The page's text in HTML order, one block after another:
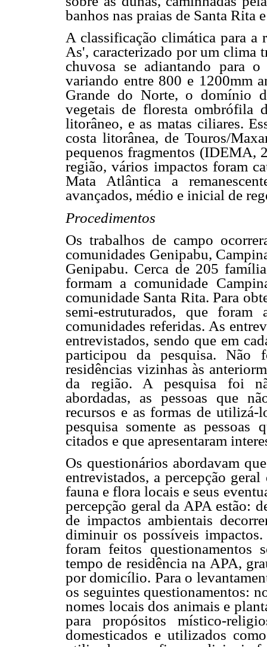
banhos nas praias de Santa Rita
A classificação climática para
As', caracterizado por um clima
chuvosa se adiantando para
variando entre 800 e 1200mm
Grande do Norte, o domínio
vegetais de floresta ombrófila
litorâneo, e as matas ciliares.
costa litorânea, de Touros/
pequenos fragmentos (IDEMA,
região, vários impactos foram
Mata Atlântica a
avançados, médio e inicial de
Procedimentos
Os trabalhos de campo
comunidades Genipabu,
Genipabu. Cerca de 205
formam a comunidade
comunidade Santa Rita. Para
semi-estruturados, que foram
comunidades referidas. As
entrevistados, sendo que em
participou da pesquisa. Não
residências vizinhas às
da região. A pesquisa foi
abordadas, as pessoas que
recursos e as formas de utilizá-
pesquisa somente as pessoas
citados e que apresentaram
Os questionários abordavam
entrevistados, a percepção
fauna e flora locais e seus
percepção geral da APA estão:
de impactos ambientais
diminuir os possíveis
foram feitos questionamentos
tempo de residência na APA,
por domicílio. Para o
os seguintes questionamentos:
nomes locais dos animais e
para propósitos místico-
domesticados e utilizados